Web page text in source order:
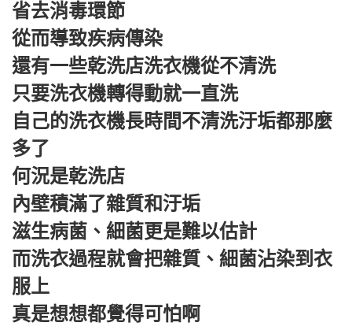
省去消毒環節
從而導致疾病傳染
還有一些乾洗店洗衣機從不清洗
只要洗衣機轉得動就一直洗
自己的洗衣機長時間不清洗汙垢都那麼
多了
何況是乾洗店
內壁積滿了雜質和汙垢
滋生病菌、細菌更是難以估計
而洗衣過程就會把雜質、細菌沾染到衣
服上
真是想想都覺得可怕啊